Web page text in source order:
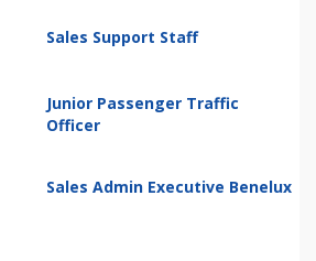
Sales Support Staff
Junior Passenger Traffic
Officer
Sales Admin Executive Benelux